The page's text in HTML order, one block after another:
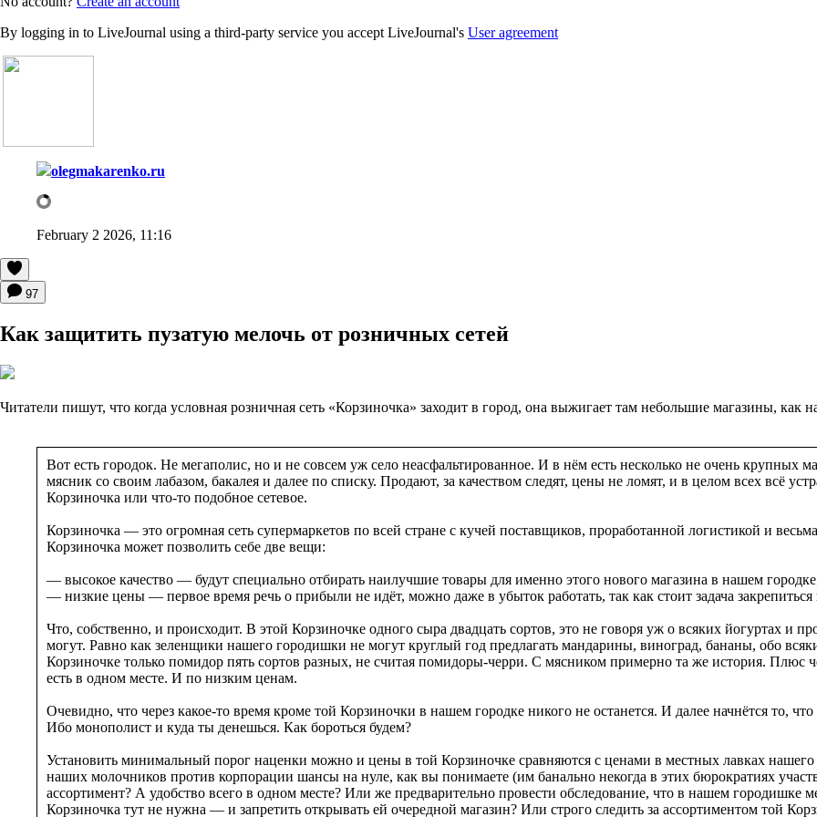
By logging in to LiveJournal using a third-party service you accept LiveJournal's User agreement
olegmakarenko.ru
February 2 2026, 11:16
97
Как защитить пузатую мелочь от розничных сетей
Читатели пишут, что когда условная розничная сеть «Корзиночка» заходит в город, она выжигает там небольшие магазины,
Вот есть городок. Не мегаполис, но и не совсем уж село неасфальтированное. И в нём есть несколько не очень
мясник со своим лабазом, бакалея и далее по списку. Продают, за качеством следят, цены не ломят, и в целом всех всё
Корзиночка или что-то подобное сетевое.
Корзиночка — это огромная сеть супермаркетов по всей стране с кучей поставщиков, проработанной логистикой и
Корзиночка может позволить себе две вещи:
— высокое качество — будут специально отбирать наилучшие товары для именно этого нового магазина в нашем
— низкие цены — первое время речь о прибыли не идёт, можно даже в убыток работать, так как стоит задача
Что, собственно, и происходит. В этой Корзиночке одного сыра двадцать сортов, это не говоря уж о всяких йогуртах и
могут. Равно как зеленщики нашего городишки не могут круглый год предлагать мандарины, виноград, бананы, обо
Корзиночке только помидор пять сортов разных, не считая помидоры-черри. С мясником примерно та же история. Плюс
есть в одном месте. И по низким ценам.
Очевидно, что через какое-то время кроме той Корзиночки в нашем городке никого не останется. И далее начнётся то,
Ибо монополист и куда ты денешься. Как бороться будем?
Установить минимальный порог наценки можно и цены в той Корзиночке сравняются с ценами в местных лавках
наших молочников против корпорации шансы на нуле, как вы понимаете (им банально некогда в этих бюрократиях
ассортимент? А удобство всего в одном месте? Или же предварительно провести обследование, что в нашем городишке
Корзиночка тут не нужна — и запретить открывать ей очередной магазин? Или строго следить за ассортиментом той